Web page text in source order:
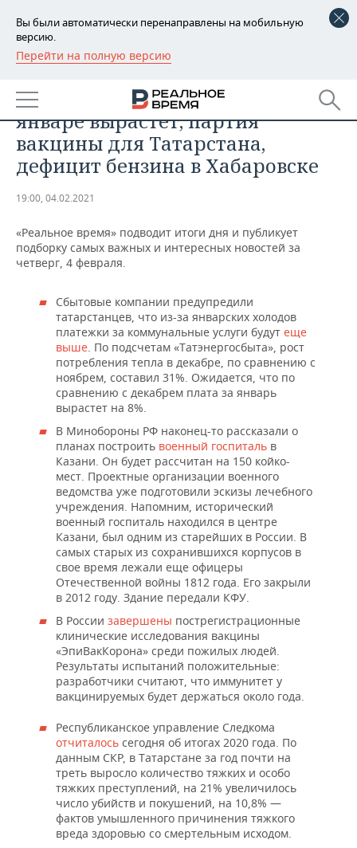
Вы были автоматически перенаправлены на мобильную
версию.
Перейти на полную версию
РЕГИОНЫ
БАШКОРТОСТАН
ТАТАРСТАН
УДМУРТИЯ
НОВОСТИ
АНАЛИТИКА
НОВОСТИ АНАЛИТИКИ
ДЕКЛАРАЦИИ О ДОХОДАХ
КОРОЛИ ГОСЗАКАЗА ПФО
КОМУ ПРИНАДЛЕЖАТ
ТОРГОВЫЕ ЦЕНТРЫ
ТАТАРСТАНА
ЭКОНОМИКА
НОВОСТИ ЭКОНОМИКИ
ФИНАНСЫ
БЮДЖЕТ
ИНВЕСТИЦИИ
ПРОМЫШЛЕННОСТЬ
НОВОСТИ
ПРОМЫШЛЕННОСТИ
МАШИНОСТРОЕНИЕ
НЕФТЕХИМИЯ
НЕФТЬ
ОПК
ЭНЕРГЕТИКА
НЕДВИЖИМОСТЬ
НОВОСТИ АВТО
БИЗНЕС
НОВОСТИ БИЗНЕСА
РОЗНИЧНАЯ ТОРГОВЛЯ
ТРАНСПОРТ
УСЛУГИ
ТЕХНОЛОГИИ
НОВОСТИ ТЕХНОЛОГИЙ
МЕДИА
ТЕЛЕКОММУНИКАЦИИ
МЕРОПРИЯТИЯ
НОВОСТИ МЕРОПРИЯТИЙ
ВЫЕЗДНАЯ РЕДАКЦИЯ
БИЗНЕС-БРАНЧИ
ONLINE-КОНФЕРЕНЦИИ
ОТКРЫТАЯ ЛЕКЦИЯ
СПОРТ
НОВОСТИ СПОРТА
ФУТБОЛ
ХОККЕЙ
БАСКЕТБОЛ
ВОЛЕЙБОЛ
КИБЕРСПОРТ
ФИГУРНОЕ КАТАНИЕ
ХОККЕЙ С МЯЧОМ
ОБЩЕСТВО
НОВОСТИ ОБЩЕСТВА
ВЛАСТЬ
ИНФРАСТРУКТУРА
ИСТОРИЯ
КУЛЬТУРА
МЕДИЦИНА
ПРОИСШЕСТВИЯ
ФОТОГАЛЕРЕЯ
СЮЖЕТЫ
СПРАВОЧНИК
СПИСОК ПЕРСОН
СПИСОК КОМПАНИЙ
ПОЛНАЯ ВЕРСИЯ
Итоги дня: плата за ЖКУ в
январе вырастет, партия
вакцины для Татарстана,
дефицит бензина в Хабаровске
19:00, 04.02.2021
«Реальное время» подводит итоги дня и публикует
подборку самых важных и интересных новостей за
четверг, 4 февраля.
Сбытовые компании предупредили
татарстанцев, что из-за январских холодов
платежки за коммунальные услуги будут еще
выше. По подсчетам «Татэнергосбыта», рост
потребления тепла в декабре, по сравнению с
ноябрем, составил 31%. Ожидается, что по
сравнению с декабрем плата за январь
вырастет на 8%.
В Минобороны РФ наконец-то рассказали о
планах построить военный госпиталь в
Казани. Он будет рассчитан на 150 койко-
мест. Проектные организации военного
ведомства уже подготовили эскизы лечебного
учреждения. Напомним, исторический
военный госпиталь находился в центре
Казани, был одним из старейших в России. В
самых старых из сохранившихся корпусов в
свое время лежали еще офицеры
Отечественной войны 1812 года. Его закрыли
в 2012 году. Здание передали КФУ.
В России завершены пострегистрационные
клинические исследования вакцины
«ЭпиВакКорона» среди пожилых людей.
Результаты испытаний положительные:
разработчики считают, что иммунитет у
вакцинируемых будет держаться около года.
Республиканское управление Следкома
отчиталось сегодня об итогах 2020 года. По
данным СКР, в Татарстане за год почти на
треть выросло количество тяжких и особо
тяжких преступлений, на 21% увеличилось
число убийств и покушений, на 10,8% —
фактов умышленного причинения тяжкого
вреда здоровью со смертельным исходом.